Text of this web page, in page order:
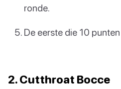
ronde.
De eerste die 10
2. Cutthroat Bocce